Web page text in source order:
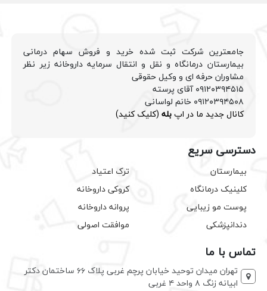
جامعترین شرکت ثبت شده خرید و فروش سهام درمانی
بیمارستان درمانگاه و نقل و انتقال سرمایه داروخانه زیر نظر
مشاوران حرفه ای و وکیل حقوقی
۰۹۱۲۰۳۹۴۵۱۵ آقای پرسته
۰۹۱۲۰۳۹۴۵۰۸ خانم لواسانی
کانال جدید ما در اپبله (کلیک کنید)
دسترسی سریع
بیمارستان
کلینیک درمانگاه
پوست مو زیبایی
دندانپزشکی
ترک اعتیاد
کروکی داروخانه
پروانه داروخانه
موافقت اصولی
تماس با ما
تهران میدان توحید خیابان پرچم غربی پلاک ۶۶ ساختمان دکتر
ابیانه زنگ ۸ واحد ۴ غربی